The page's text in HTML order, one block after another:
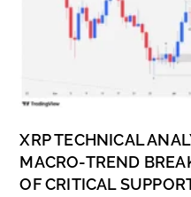
XRP TECHNICAL
MACRO-TREND
OF CRITICAL